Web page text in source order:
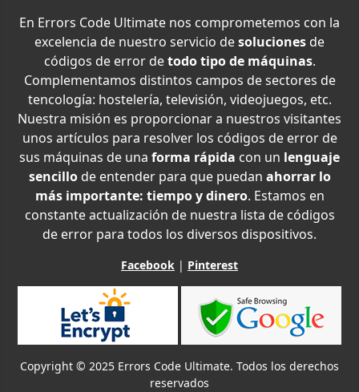
En Errors Code Ultimate nos comprometemos con la
excelencia de nuestro servicio desoluciones de
códigos de error detodo tipo de máquinas.
Complementamos distintos campos de sectores de
tencología: hostelería, televisión, videojuegos, etc.
Nuestra misión es proporcionar a nuestros visitantes
unos artículos para resolver los códigos de error de
sus máquinas de una forma rápida con un lenguaje
sencillode entender para que puedan ahorrar lo
más importante: tiempo y dinero. Estamos en
constante actualización de nuestra lista de códigos
de error para todos los diversos dispositivos.
Facebook | Pinterest
Copyright © 2025 Errors Code Ultimate. Todos los derechos
reservados